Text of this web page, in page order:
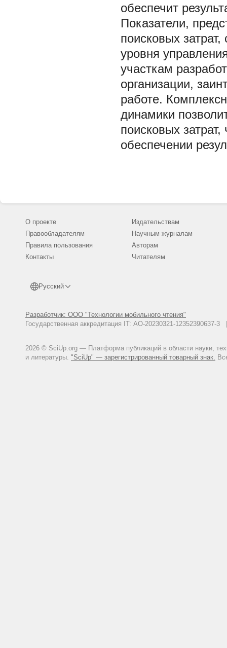
обеспечит
Показатели,
поисковых
уровня
участкам
организации,
работе.
динамики
поисковых
обеспечении
О проекте
Правообладателям
Правила пользования
Контакты
Русский
Разработчик: ООО "Технологии мобильного чтения"
Государственная аккредитация IT: АО-20230321-
2026 © SciUp.org — Платформа публикаций в области науки,
и литературы. "SciUp" — зарегистрированный товарный знак.
Издательствам
Научным журналам
Авторам
Читателям